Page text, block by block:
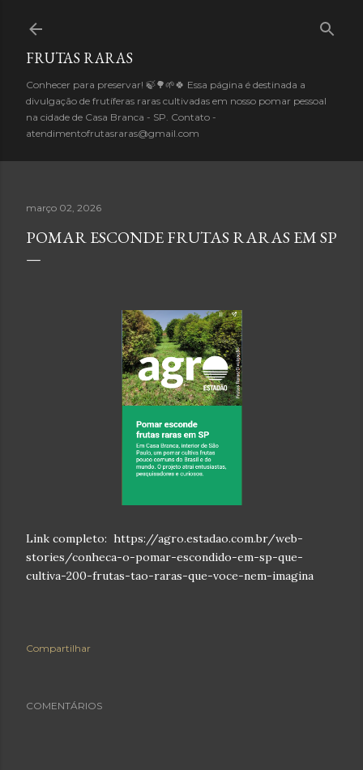
FRUTAS RARAS
Conhecer para preservar! 🍃🌳🌱🍀 Essa página é destinada a
divulgação de frutíferas raras cultivadas em nosso pomar pessoal
na cidade de Casa Branca - SP. Contato -
atendimentofrutasraras@gmail.com
março 02, 2026
POMAR ESCONDE FRUTAS RARAS EM SP
Link completo: https://agro.estadao.com.br/web-
stories/conheca-o-pomar-escondido-em-sp-que-
cultiva-200-frutas-tao-raras-que-voce-nem-imagina
Compartilhar
COMENTÁRIOS